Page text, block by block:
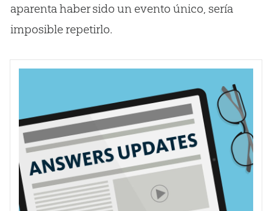
aparenta haber sido un evento único, sería
imposible repetirlo.